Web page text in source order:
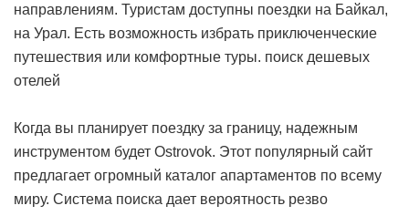
направлениям. Туристам доступны поездки на Байкал,
на Урал. Есть возможность избрать приключенческие
путешествия или комфортные туры. поиск дешевых
отелей
Когда вы планирует поездку за границу, надежным
инструментом будет Ostrovok. Этот популярный сайт
предлагает огромный каталог апартаментов по всему
миру. Система поиска дает вероятность резво